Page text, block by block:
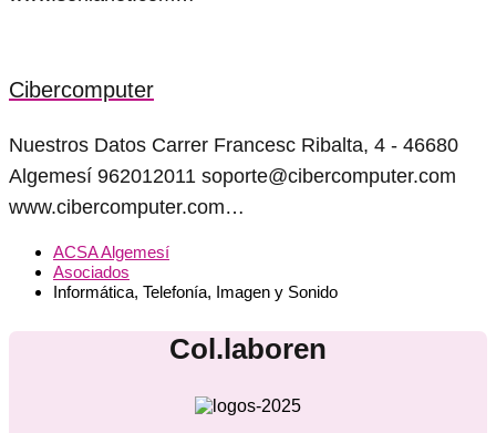
Cibercomputer
Nuestros Datos Carrer Francesc Ribalta, 4 - 46680
Algemesí 962012011 soporte@cibercomputer.com
www.cibercomputer.com…
ACSA Algemesí
Asociados
Informática, Telefonía, Imagen y Sonido
Col.laboren